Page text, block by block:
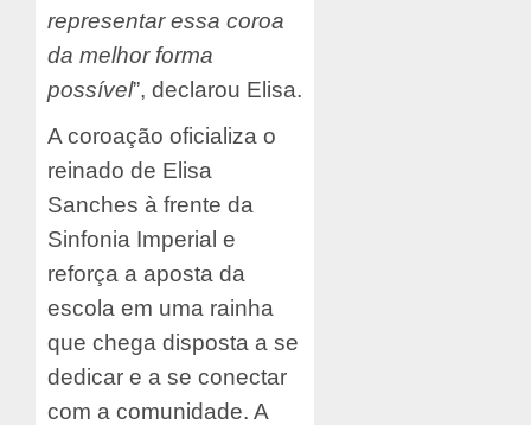
representar essa coroa
da melhor forma
possível”, declarou Elisa.
A coroação oficializa o
reinado de Elisa
Sanches à frente da
Sinfonia Imperial e
reforça a aposta da
escola em uma rainha
que chega disposta a se
dedicar e a se conectar
com a comunidade. A